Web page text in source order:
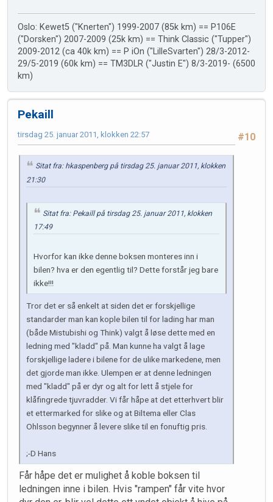
Oslo: Kewet5 ("Knerten") 1999-2007 (85k km) == P106E
("Dorsken") 2007-2009 (25k km) == Think Classic ("Tupper")
2009-2012 (ca 40k km) == P iOn ("LilleSvarten") 28/3-2012-
29/5-2019 (60k km) == TM3DLR ("Justin E") 8/3-2019- (6500
km)
Pekaill
#10
tirsdag 25. januar 2011, klokken 22:57
Sitat fra: hkaspenberg på tirsdag 25. januar 2011, klokken
21:30
Sitat fra: Pekaill på tirsdag 25. januar 2011, klokken
17:49
Hvorfor kan ikke denne boksen monteres inn i
bilen? hva er den egentlig til? Dette forstår jeg bare
ikke!!!
Tror det er så enkelt at siden det er forskjellige
standarder man kan kople bilen til for lading har man
(både Mistubishi og Think) valgt å løse dette med en
ledning med "kladd" på. Man kunne ha valgt å lage
forskjellige ladere i bilene for de ulike markedene, men
det gjorde man ikke. Ulempen er at denne ledningen
med "kladd" på er dyr og alt for lett å stjele for
klåfingrede tjuvradder. Vi får håpe at det etterhvert blir
et ettermarked for slike og at Biltema eller Clas
Ohlsson begynner å levere slike til en fonuftig pris.
;-D Hans
Får håpe det er mulighet å koble boksen til
ledningen inne i bilen. Hvis "rampen" får vite hvor